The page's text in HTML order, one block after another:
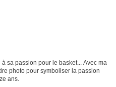
sa passion pour le basket... Avec ma
photo pour symboliser la passion
ans.